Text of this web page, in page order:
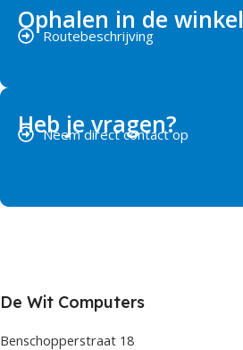
Ophalen in de winkel
Routebeschrijving
Heb je vragen?
Neem direct contact op
De Wit Computers
Benschopperstraat 18